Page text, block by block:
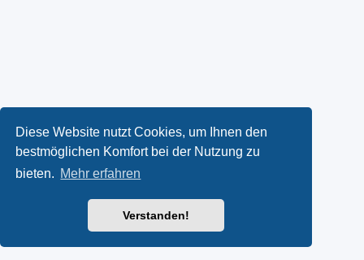
Diese Website nutzt Cookies, um Ihnen den
bestmöglichen Komfort bei der Nutzung zu
bieten. Mehr erfahren
Verstanden!